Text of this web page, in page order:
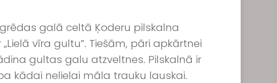
galā celtā Ķoderu pilskalna
vīra gultu”. Tiešām, pāri apkārtnei
gultas galu atzveltnes. Pilskalnā ir
kādai nelielai māla trauku lauskai.